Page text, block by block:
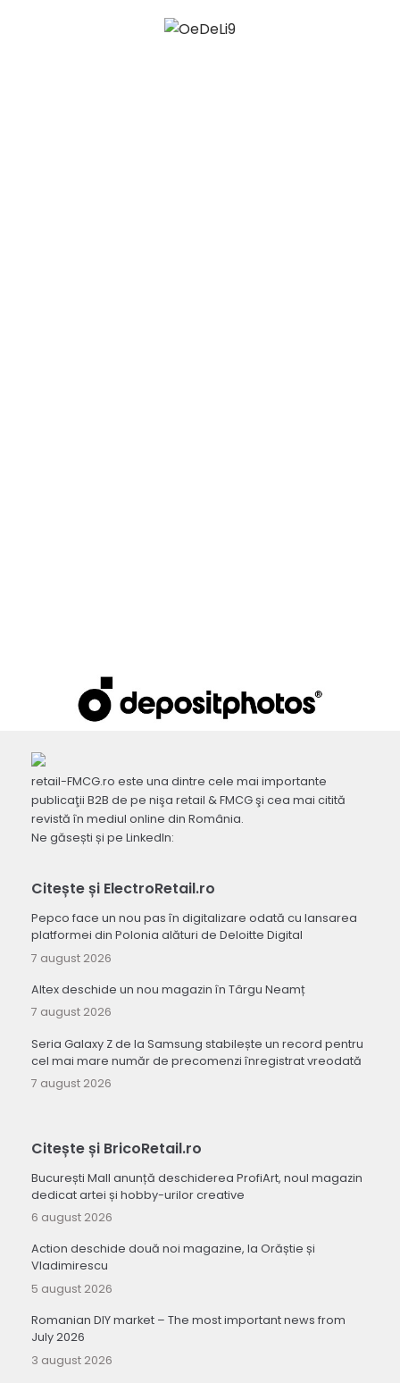
retail-FMCG.ro este una dintre cele mai importante
publicaţii B2B de pe nişa retail & FMCG şi cea mai citită
revistă în mediul online din România.
Ne găsești și pe LinkedIn:
Citește și ElectroRetail.ro
Pepco face un nou pas în digitalizare odată cu lansarea
platformei din Polonia alături de Deloitte Digital
7 august 2026
Altex deschide un nou magazin în Târgu Neamț
7 august 2026
Seria Galaxy Z de la Samsung stabilește un record pentru
cel mai mare număr de precomenzi înregistrat vreodată
7 august 2026
Citește și BricoRetail.ro
București Mall anunță deschiderea ProfiArt, noul magazin
dedicat artei și hobby-urilor creative
6 august 2026
Action deschide două noi magazine, la Orăștie și
Vladimirescu
5 august 2026
Romanian DIY market – The most important news from
July 2026
3 august 2026